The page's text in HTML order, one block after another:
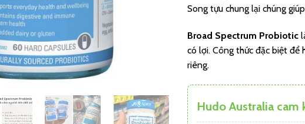
Song tựu chung lại chúng
Broad Spectrum Probiotic
có lợi. Công thức đặc biệt để
riêng.
Hudo Australia cam